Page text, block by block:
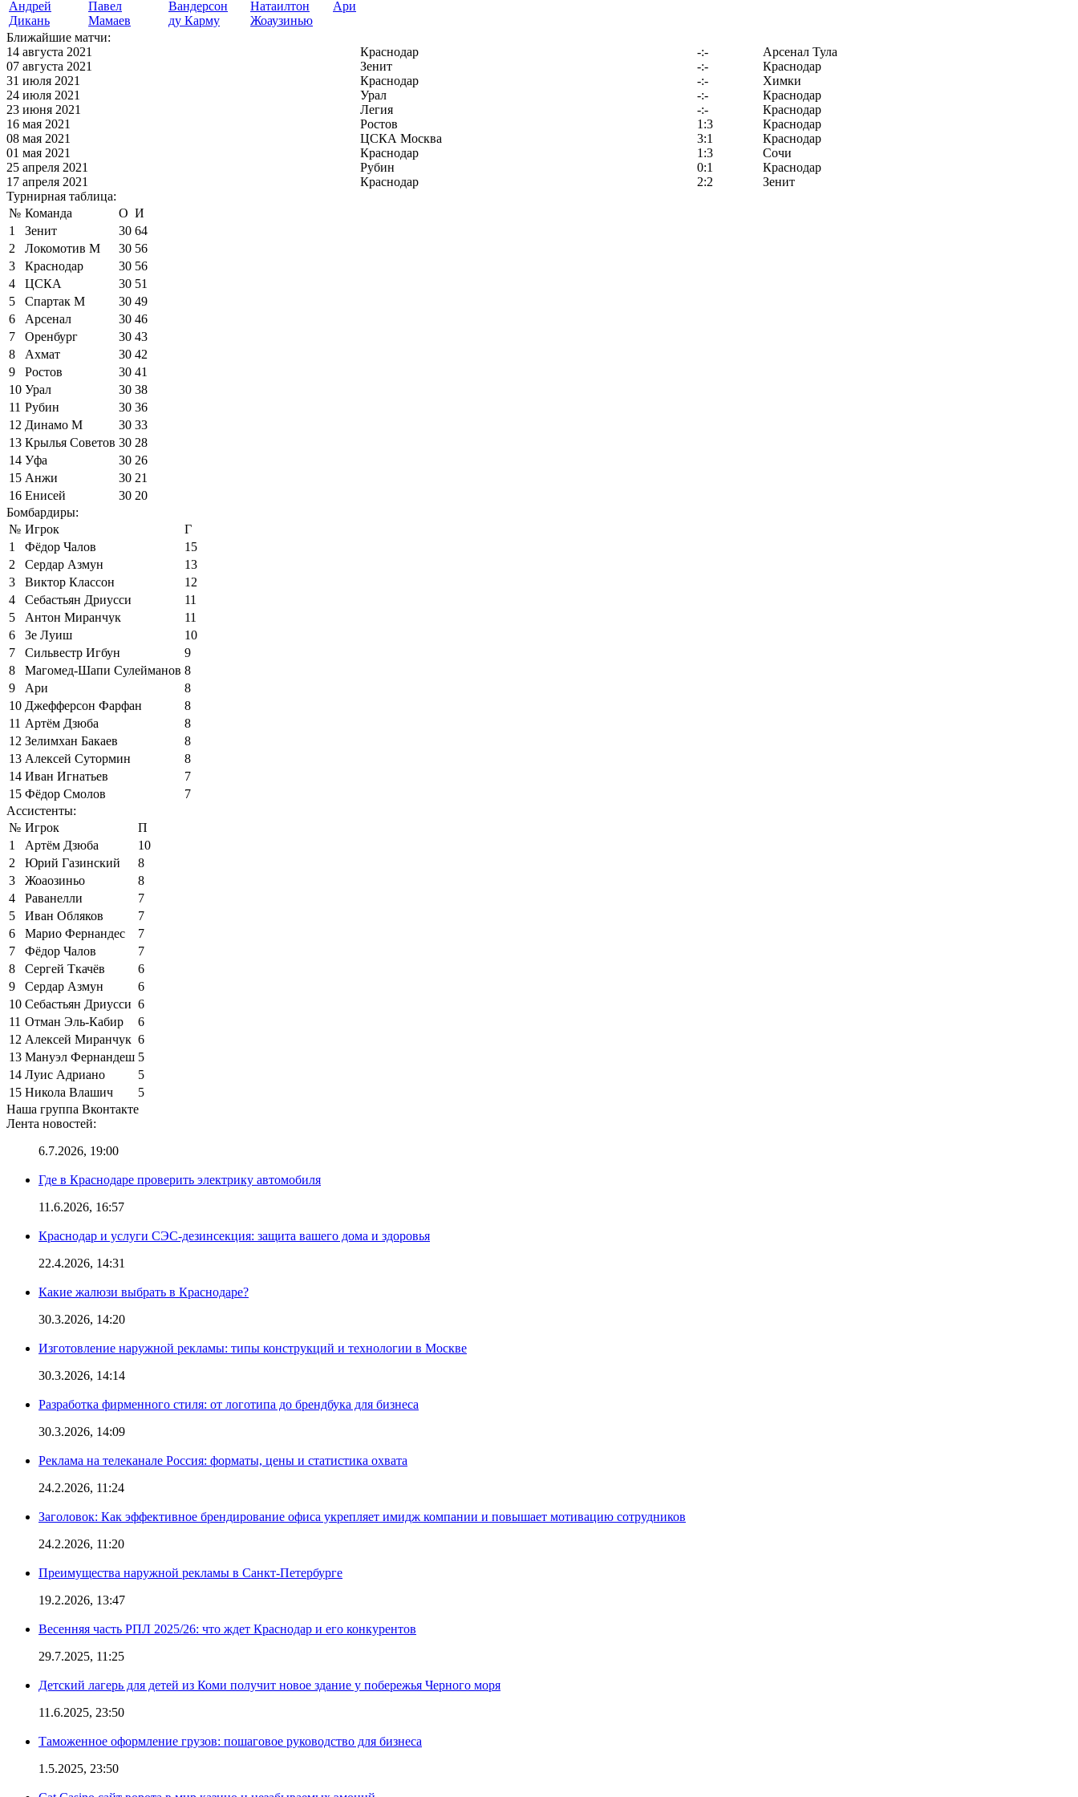
Андрей
Дикань
Павел
Мамаев
Вандерсон
ду Карму
Натаилтон
Жоаузинью
Ари
Ближайшие матчи:
14 августа 2021
Краснодар -:-
Арсенал Тула
07 августа 2021
Зенит -:-
Краснодар
31 июля 2021
Краснодар -:-
Химки
24 июля 2021
Урал -:-
Краснодар
23 июня 2021
Легия -:-
Краснодар
16 мая 2021
Ростов 1:3
Краснодар
08 мая 2021
ЦСКА Москва 3:1
Краснодар
01 мая 2021
Краснодар 1:3
Сочи
25 апреля 2021
Рубин 0:1
Краснодар
17 апреля 2021
Краснодар 2:2
Зенит
Турнирная таблица:
№ Команда О И
1
Зенит 30 64
2
Локомотив М 30 56
3
Краснодар 30 56
4
ЦСКА 30 51
5
Спартак М 30 49
6
Арсенал 30 46
7
Оренбург 30 43
8
Ахмат 30 42
9
Ростов 30 41
10 Урал 30 38
11 Рубин 30 36
12 Динамо М 30 33
13 Крылья Советов 30 28
14 Уфа 30 26
15 Анжи 30 21
16 Енисей 30 20
Бомбардиры:
№ Игрок
Г
1
Фёдор Чалов
15
2
Сердар Азмун
13
3
Виктор Классон
12
4
Себастьян Дриусси
11
5
Антон Миранчук
11
6
Зе Луиш
10
7
Сильвестр Игбун
9
8
Магомед-Шапи Сулейманов 8
9
Ари
8
10 Джефферсон Фарфан
8
11 Артём Дзюба
8
12 Зелимхан Бакаев
8
13 Алексей Сутормин
8
14 Иван Игнатьев
7
15 Фёдор Смолов
7
Ассистенты:
№ Игрок
П
1
Артём Дзюба
10
2
Юрий Газинский
8
3
Жоаозиньо
8
4
Раванелли
7
5
Иван Обляков
7
6
Марио Фернандес
7
7
Фёдор Чалов
7
8
Сергей Ткачёв
6
9
Сердар Азмун
6
10 Себастьян Дриусси 6
11 Отман Эль-Кабир
6
12 Алексей Миранчук 6
13 Мануэл Фернандеш 5
14 Луис Адриано
5
15 Никола Влашич
5
Наша группа Вконтакте
Лента новостей:
6.7.2026, 19:00
Где в Краснодаре проверить электрику автомобиля
11.6.2026, 16:57
Краснодар и услуги СЭС-дезинсекция: защита вашего дома и здоровья
22.4.2026, 14:31
Какие жалюзи выбрать в Краснодаре?
30.3.2026, 14:20
Изготовление наружной рекламы: типы конструкций и технологии в Москве
30.3.2026, 14:14
Разработка фирменного стиля: от логотипа до брендбука для бизнеса
30.3.2026, 14:09
Реклама на телеканале Россия: форматы, цены и статистика охвата
24.2.2026, 11:24
Заголовок: Как эффективное брендирование офиса укрепляет имидж компании и повышает мотивацию сотрудников
24.2.2026, 11:20
Преимущества наружной рекламы в Санкт-Петербурге
19.2.2026, 13:47
Весенняя часть РПЛ 2025/26: что ждет Краснодар и его конкурентов
29.7.2025, 11:25
Детский лагерь для детей из Коми получит новое здание у побережья Черного моря
11.6.2025, 23:50
Таможенное оформление грузов: пошаговое руководство для бизнеса
1.5.2025, 23:50